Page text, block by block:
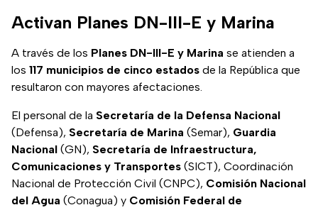
Activan Planes DN-III-E y Marina
A través de los Planes DN-III-E y Marina se atienden a
los 117 municipios de cinco estados de la República que
resultaron con mayores afectaciones.
El personal de la Secretaría de la Defensa Nacional
(Defensa), Secretaría de Marina (Semar), Guardia
Nacional (GN), Secretaría de Infraestructura,
Comunicaciones y Transportes (SICT), Coordinación
Nacional de Protección Civil (CNPC), Comisión Nacional
del Agua (Conagua) y Comisión Federal de